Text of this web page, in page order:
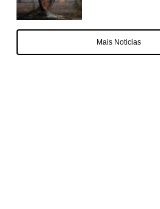
Mais Noticias